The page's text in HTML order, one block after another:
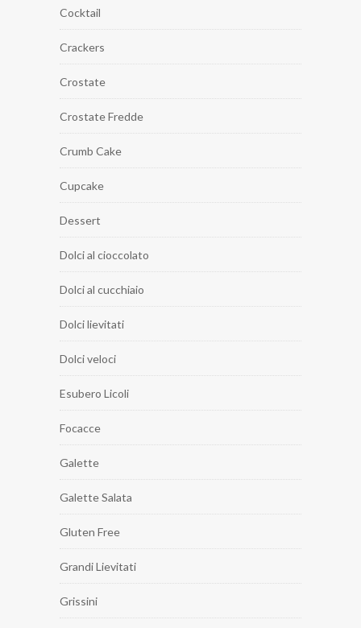
Cocktail
Crackers
Crostate
Crostate Fredde
Crumb Cake
Cupcake
Dessert
Dolci al cioccolato
Dolci al cucchiaio
Dolci lievitati
Dolci veloci
Esubero Licoli
Focacce
Galette
Galette Salata
Gluten Free
Grandi Lievitati
Grissini